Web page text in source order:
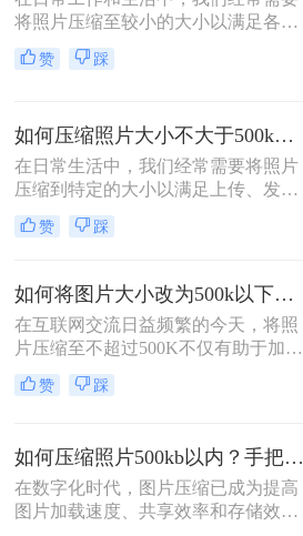
畅。那么你们知道照片如何免费压缩
吗？相信这篇文章可以给你一点参
考。
将照片压缩至较小的大小以满足各种
上传、分享或存储的需求。那么如何
压缩照片大小不大于200k呢？本文将
赞 踩
如何压缩照片大小不大于500k？学会这2种压缩方法轻松解决！
在日常生活中，我们经常需要将照片
压缩到特定的大小以满足上传、发送
或存储的需求。那么如何压缩照片大
小不大于500k呢？本文将介绍两种将
方法。
赞 踩
如何将图片大小改为500k以下？教你2个不同平台的方法！
在互联网交流日益频繁的今天，将照
片压缩至不超过500K不仅有助于加快
网页加载速度、减少电子邮件附件体
积，还能满足许多平台对上传图片大
效的方法来帮助您轻松实现这一目
标。
赞 踩
如何压缩照片500kb以内？手把手教你4个压缩方法！
在数字化时代，图片压缩已成为提高
图片加载速度、共享效率和存储效率